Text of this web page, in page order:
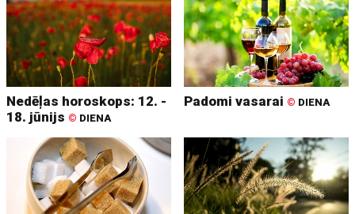
Nedēļas horoskops: 12. -
18. jūnijs © DIENA
Padomi vasarai © DIENA